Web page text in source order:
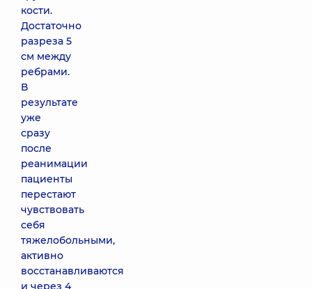
кости.
Достаточно
разреза 5
см между
ребрами.
В
результате
уже
сразу
после
реанимации
пациенты
перестают
чувствовать
себя
тяжелобольными,
активно
восстанавливаются
и через 4